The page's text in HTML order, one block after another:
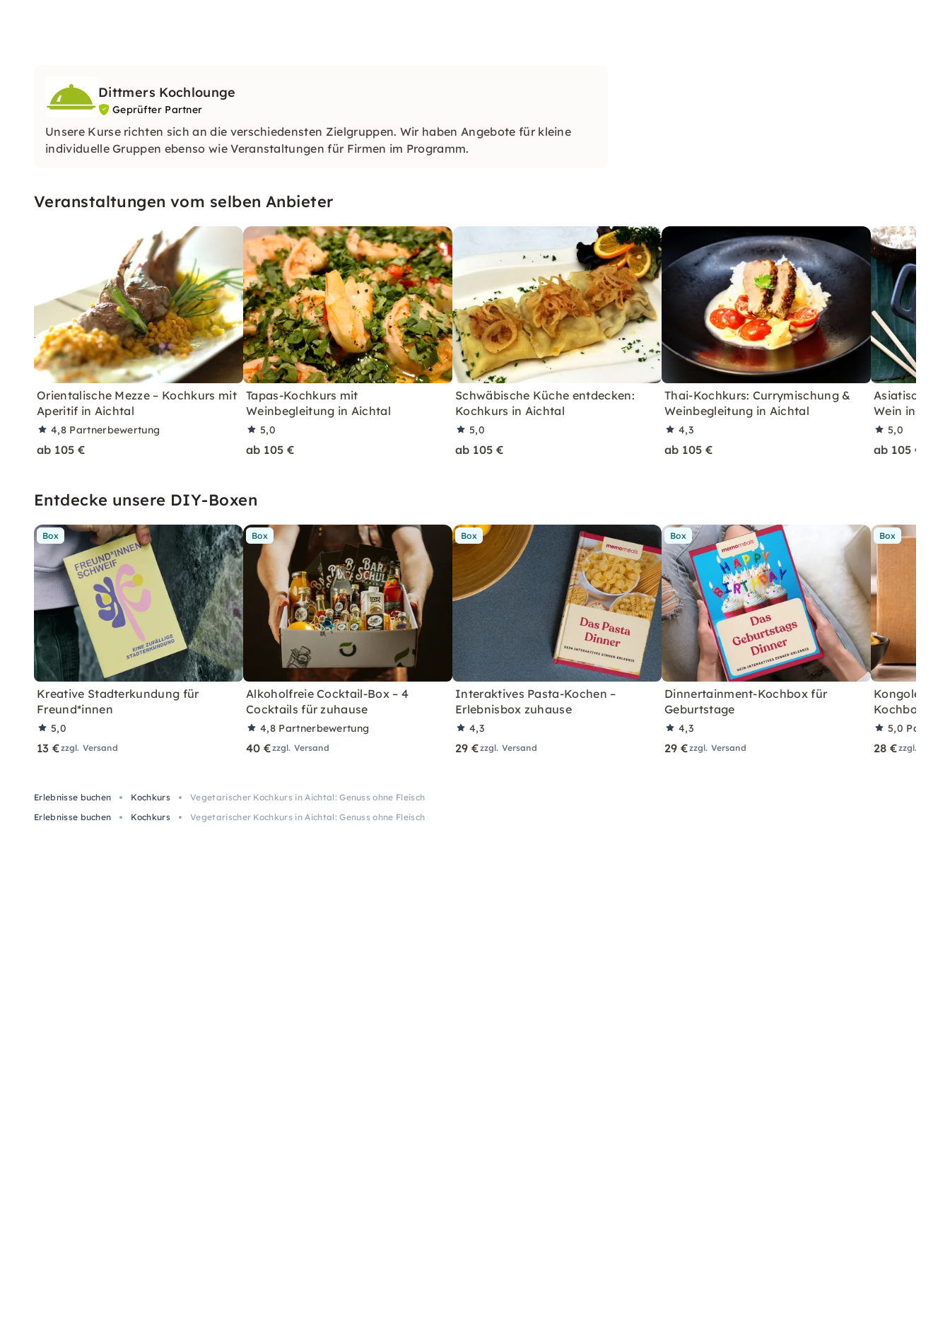
Dittmers Kochlounge
Geprüfter Partner
Unsere Kurse richten sich an die verschiedensten Zielgruppen. Wir haben Angebote für kleine
individuelle Gruppen ebenso wie Veranstaltungen für Firmen im Programm.
Veranstaltungen vom selben Anbieter
Orientalische Mezze – Kochkurs mit
Aperitif in Aichtal
4,8 Partnerbewertung
ab 105 €
Tapas-Kochkurs mit
Weinbegleitung in Aichtal
5,0
ab 105 €
Schwäbische Küche entdecken:
Kochkurs in Aichtal
5,0
ab 105 €
Thai-Kochkurs: Currymischung &
Weinbegleitung in Aichtal
4,3
ab 105 €
Asiatischer
Wein in
5,0
ab 105 €
Entdecke unsere DIY-Boxen
Box
Kreative Stadterkundung für
Freund*innen
5,0
13 €zzgl. Versand
Box
Alkoholfreie Cocktail-Box – 4
Cocktails für zuhause
4,8 Partnerbewertung
40 €zzgl. Versand
Box
Interaktives Pasta-Kochen –
Erlebnisbox zuhause
4,3
29 €zzgl. Versand
Box
Dinnertainment-Kochbox für
Geburtstage
4,3
29 €zzgl. Versand
Box
Kochbox für
5,0
28 €zzgl.
Erlebnisse buchen Kochkurs
Vegetarischer Kochkurs in Aichtal: Genuss ohne Fleisch
Erlebnisse buchen
Kochkurs Vegetarischer Kochkurs in Aichtal: Genuss ohne Fleisch